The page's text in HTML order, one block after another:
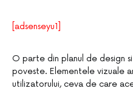
[adsenseyu1]
O parte din planul de design
poveste. Elementele vizuale
utilizatorului, ceva de care